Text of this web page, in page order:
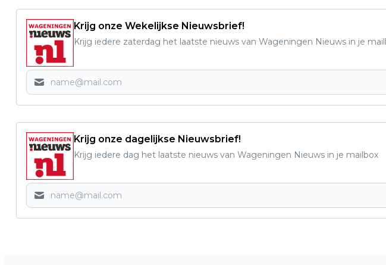
Krijg onze Wekelijkse Nieuwsbrief!
Krijg iedere zaterdag het laatste nieuws van Wageningen Nieuws in je
Krijg onze dagelijkse Nieuwsbrief!
Krijg iedere dag het laatste nieuws van Wageningen Nieuws in je mailbox